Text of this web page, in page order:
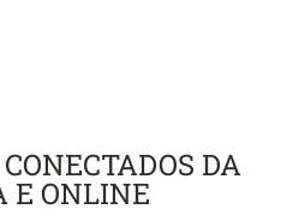
DA
E ONLINE